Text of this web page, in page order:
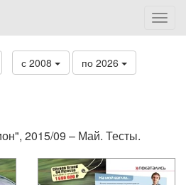
с 2008 по 2026
2015/09 – Май. Тесты.